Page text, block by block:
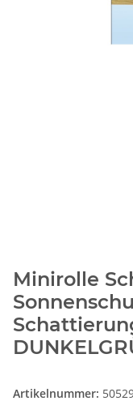
Minirolle
Artikelnummer: